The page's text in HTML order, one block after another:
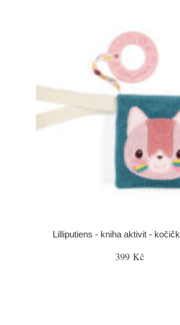
Lilliputiens - kniha aktivit -
399 Kč